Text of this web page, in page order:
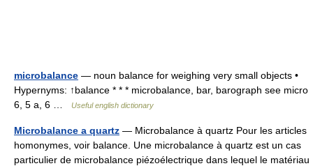
microbalance — noun balance for weighing very small objects •
Hypernyms: ↑balance * * * microbalance, bar, barograph see micro
6, 5 a, 6 …
Useful english dictionary
Microbalance a quartz — Microbalance à quartz Pour les articles
homonymes, voir balance. Une microbalance à quartz est un cas
particulier de microbalance piézoélectrique dans lequel le matériau